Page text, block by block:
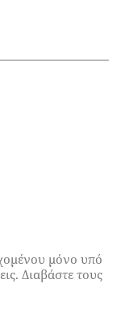
μόνο υπό
Διαβάστε τους